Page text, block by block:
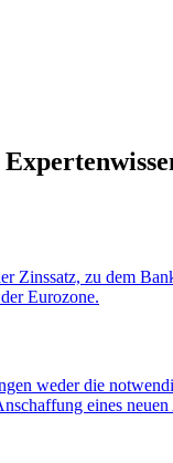
zu dem
Eurozone.
weder die
eines